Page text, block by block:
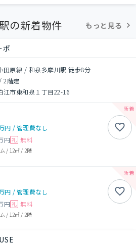
の新着物件 もっと見る
ポ
田原線 / 和泉多摩川駅 徒歩8分
/2階建
江市東和泉１丁目22-16
円 /管理費なし
円 礼 無料
/ 12㎡ / 2階
円 /管理費なし
円 礼 無料
/ 12㎡ / 2階